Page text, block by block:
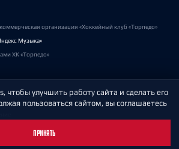
организация «Хоккейный клуб «Торпедо»
Музыка»
ХК «Торпедо»
данных
чтобы улучшить работу сайта и сделать его
пользоваться сайтом, вы соглашаетесь
ПРИНЯТЬ